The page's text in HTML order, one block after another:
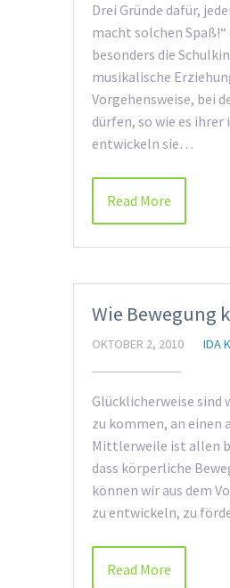
Drei Gründe dafür,
macht solchen
besonders die
musikalische
Vorgehensweise, bei
dürfen, so wie es
entwickeln sie…
Read More
Wie Bewegung
OKTOBER 2, 2010 IDA
Glücklicherweise sind
zu kommen, an einen
Mittlerweile ist allen
dass körperliche
können wir aus dem
zu entwickeln, zu
Read More